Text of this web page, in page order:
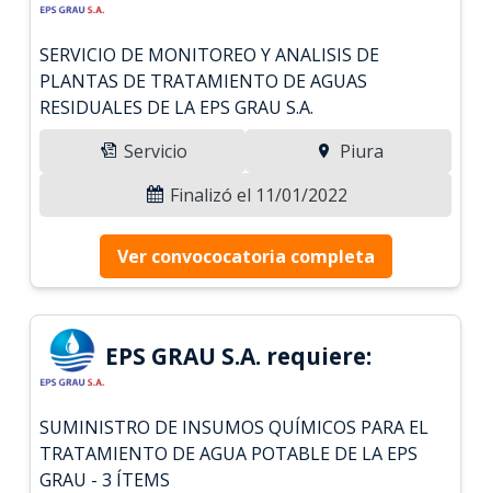
SERVICIO DE MONITOREO Y ANALISIS DE
PLANTAS DE TRATAMIENTO DE AGUAS
RESIDUALES DE LA EPS GRAU S.A.
Servicio
Piura
Finalizó el 11/01/2022
Ver convococatoria completa
EPS GRAU S.A. requiere:
SUMINISTRO DE INSUMOS QUÍMICOS PARA EL
TRATAMIENTO DE AGUA POTABLE DE LA EPS
GRAU - 3 ÍTEMS